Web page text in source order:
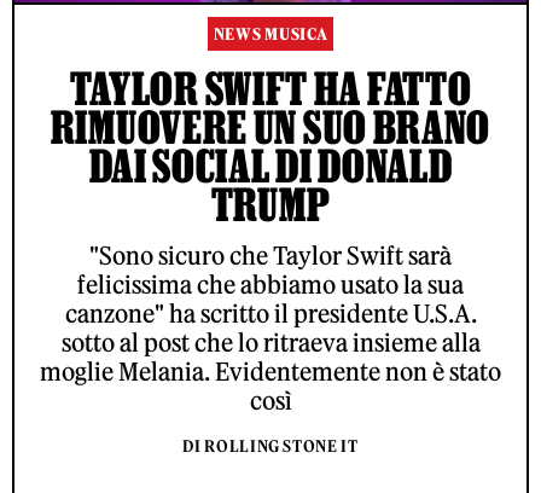
NEWS MUSICA
TAYLOR SWIFT HA FATTO
RIMUOVERE UN SUO BRANO
DAI SOCIAL DI DONALD
TRUMP
"Sono sicuro che Taylor Swift sarà
felicissima che abbiamo usato la sua
canzone" ha scritto il presidente U.S.A.
sotto al post che lo ritraeva insieme alla
moglie Melania. Evidentemente non è stato
così
DI ROLLING STONE IT